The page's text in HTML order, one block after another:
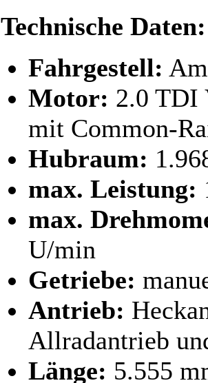
Technische Daten:
Fahrgestell:
Motor: 2.0 TDI
mit Common-
Hubraum:
max. Leistung:
max.
U/min
Getriebe:
Antrieb:
Allradantrieb
Länge: 5.555